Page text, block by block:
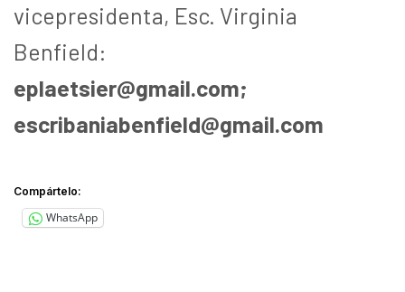
vicepresidenta, Esc. Virginia
Benfield:
eplaetsier@gmail.com;
escribaniabenfield@gmail.com
Compártelo:
WhatsApp